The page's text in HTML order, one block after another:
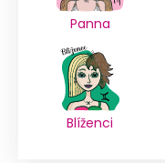
Panna
Blíženci